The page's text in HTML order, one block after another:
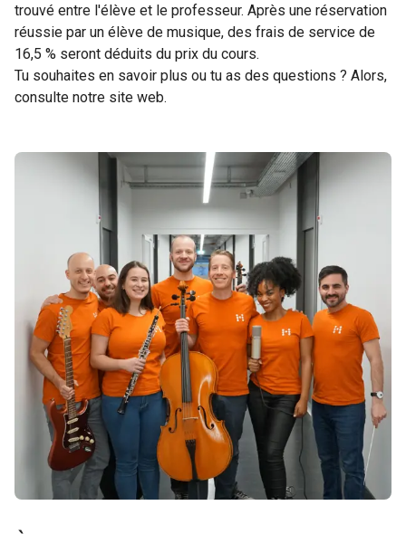
trouvé entre l'élève et le professeur. Après une réservation
réussie par un élève de musique, des frais de service de
16,5 % seront déduits du prix du cours.
Tu souhaites en savoir plus ou tu as des questions ? Alors,
consulte notre site web.